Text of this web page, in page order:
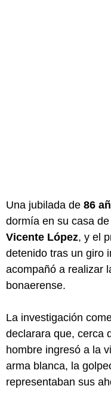
Una jubilada de 86
dormía en su casa de
Vicente López, y el
detenido tras un giro
acompañó a realizar
bonaerense.
La investigación
declarara que, cerca
hombre ingresó a la
arma blanca, la
representaban sus